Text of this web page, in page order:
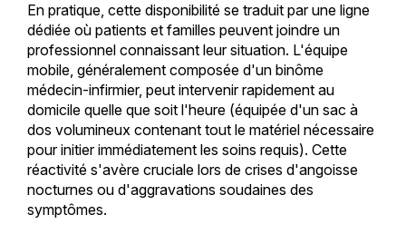
En pratique, cette disponibilité se traduit par une ligne
dédiée où patients et familles peuvent joindre un
professionnel connaissant leur situation. L'équipe
mobile, généralement composée d'un binôme
médecin-infirmier, peut intervenir rapidement au
domicile quelle que soit l'heure (équipée d'un sac à
dos volumineux contenant tout le matériel nécessaire
pour initier immédiatement les soins requis). Cette
réactivité s'avère cruciale lors de crises d'angoisse
nocturnes ou d'aggravations soudaines des
symptômes.